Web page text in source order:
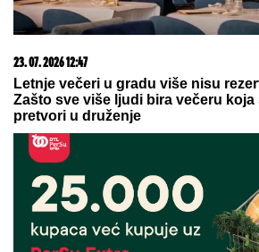
23. 07. 2026 12:47
Letnje večeri u gradu više nisu
Zašto sve više ljudi bira večeru
pretvori u druženje